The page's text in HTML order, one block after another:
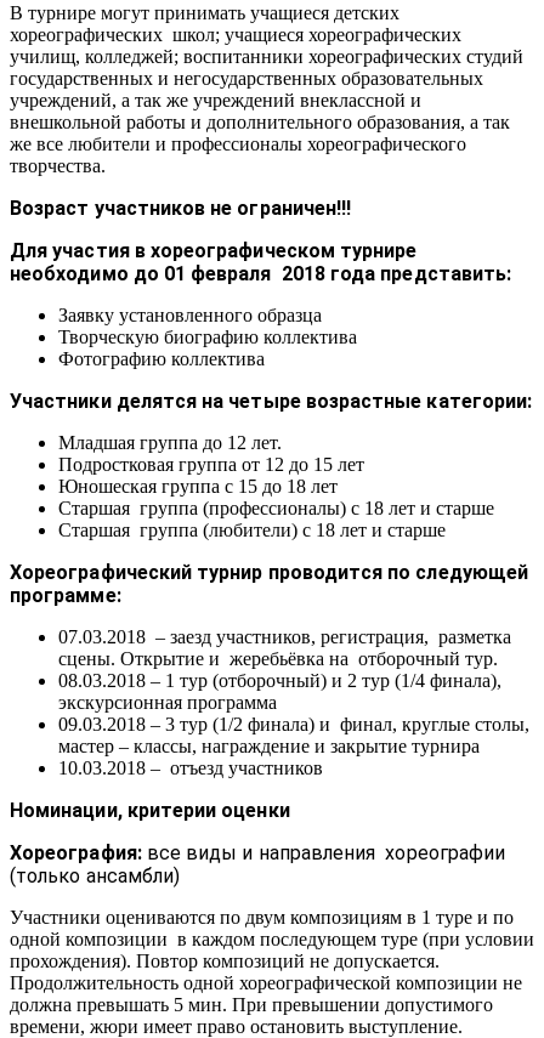
В турнире могут принимать учащиеся детских
хореографических школ; учащиеся хореографических
училищ, колледжей; воспитанники хореографических студий
государственных и негосударственных образовательных
учреждений, а так же учреждений внеклассной и
внешкольной работы и дополнительного образования, а так
же все любители и профессионалы хореографического
творчества.
Возраст участников не ограничен!!!
Для участия в хореографическом турнире
необходимо до 01 февраля 2018 года представить:
Заявку установленного образца
Творческую биографию коллектива
Фотографию коллектива
Участники делятся на четыре возрастные категории:
Младшая группа до 12 лет.
Подростковая группа от 12 до 15 лет
Юношеская группа с 15 до 18 лет
Старшая группа (профессионалы) с 18 лет и старше
Старшая группа (любители) с 18 лет и старше
Хореографический турнир проводится по следующей
программе:
07.03.2018 – заезд участников, регистрация, разметка
сцены. Открытие и жеребьёвка на отборочный тур.
08.03.2018 – 1 тур (отборочный) и 2 тур (1/4 финала),
экскурсионная программа
09.03.2018 – 3 тур (1/2 финала) и финал, круглые столы,
мастер – классы, награждение и закрытие турнира
10.03.2018 – отъезд участников
Номинации, критерии оценки
Хореография: все виды и направления хореографии
(только ансамбли)
Участники оцениваются по двум композициям в 1 туре и по
одной композиции в каждом последующем туре (при условии
прохождения). Повтор композиций не допускается.
Продолжительность одной хореографической композиции не
должна превышать 5 мин. При превышении допустимого
времени, жюри имеет право остановить выступление.